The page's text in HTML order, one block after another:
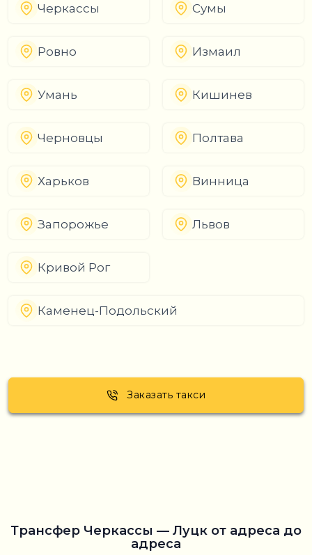
Черкассы Сумы
Ровно Измаил
Умань Кишинев
Черновцы Полтава
Харьков Винница
Запорожье Львов
Кривой Рог
Каменец-Подольский
Заказать такси
Трансфер Черкассы — Луцк от адреса до
адреса